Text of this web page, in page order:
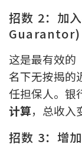
招数 2：加
Guarantor)
这是最有效的
名下无按揭的
任担保人。银
计算，总收入
招数 3：增